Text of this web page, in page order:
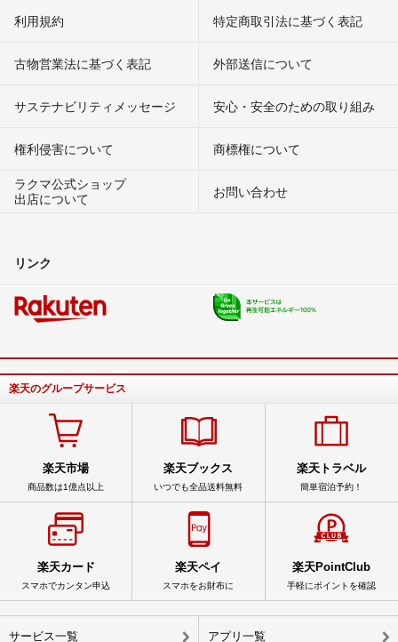
利用規約 特定商取引法に基づく表記
古物営業法に基づく表記 外部送信について
サステナビリティメッセージ 安心・安全のための取り組み
権利侵害について
商標権について
ラクマ公式ショップ
出店について
お問い合わせ
リンク
楽天のグループサービス
楽天市場
商品数は1億点以上
楽天ブックス
いつでも全品送料無料
楽天トラベル
簡単宿泊予約！
楽天カード
スマホでカンタン申込
楽天ペイ
スマホをお財布に
楽天PointClub
手軽にポイントを確認
サービス一覧 アプリ一覧